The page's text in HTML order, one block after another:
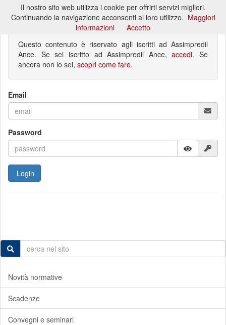
Questo contenuto è riservato agli iscritti ad Assimpredil
Ance. Se sei iscritto ad Assimpredil Ance,accedi. Se
ancora non lo sei, scopri come fare.
Email
Password
Login
Novità normative
Scadenze
Convegni e seminari
Il nostro sito web utilizza i cookie per offrirti servizi migliori.
Continuando la navigazione acconsenti al loro utilizzo. Maggiori
informazioni
Accetto